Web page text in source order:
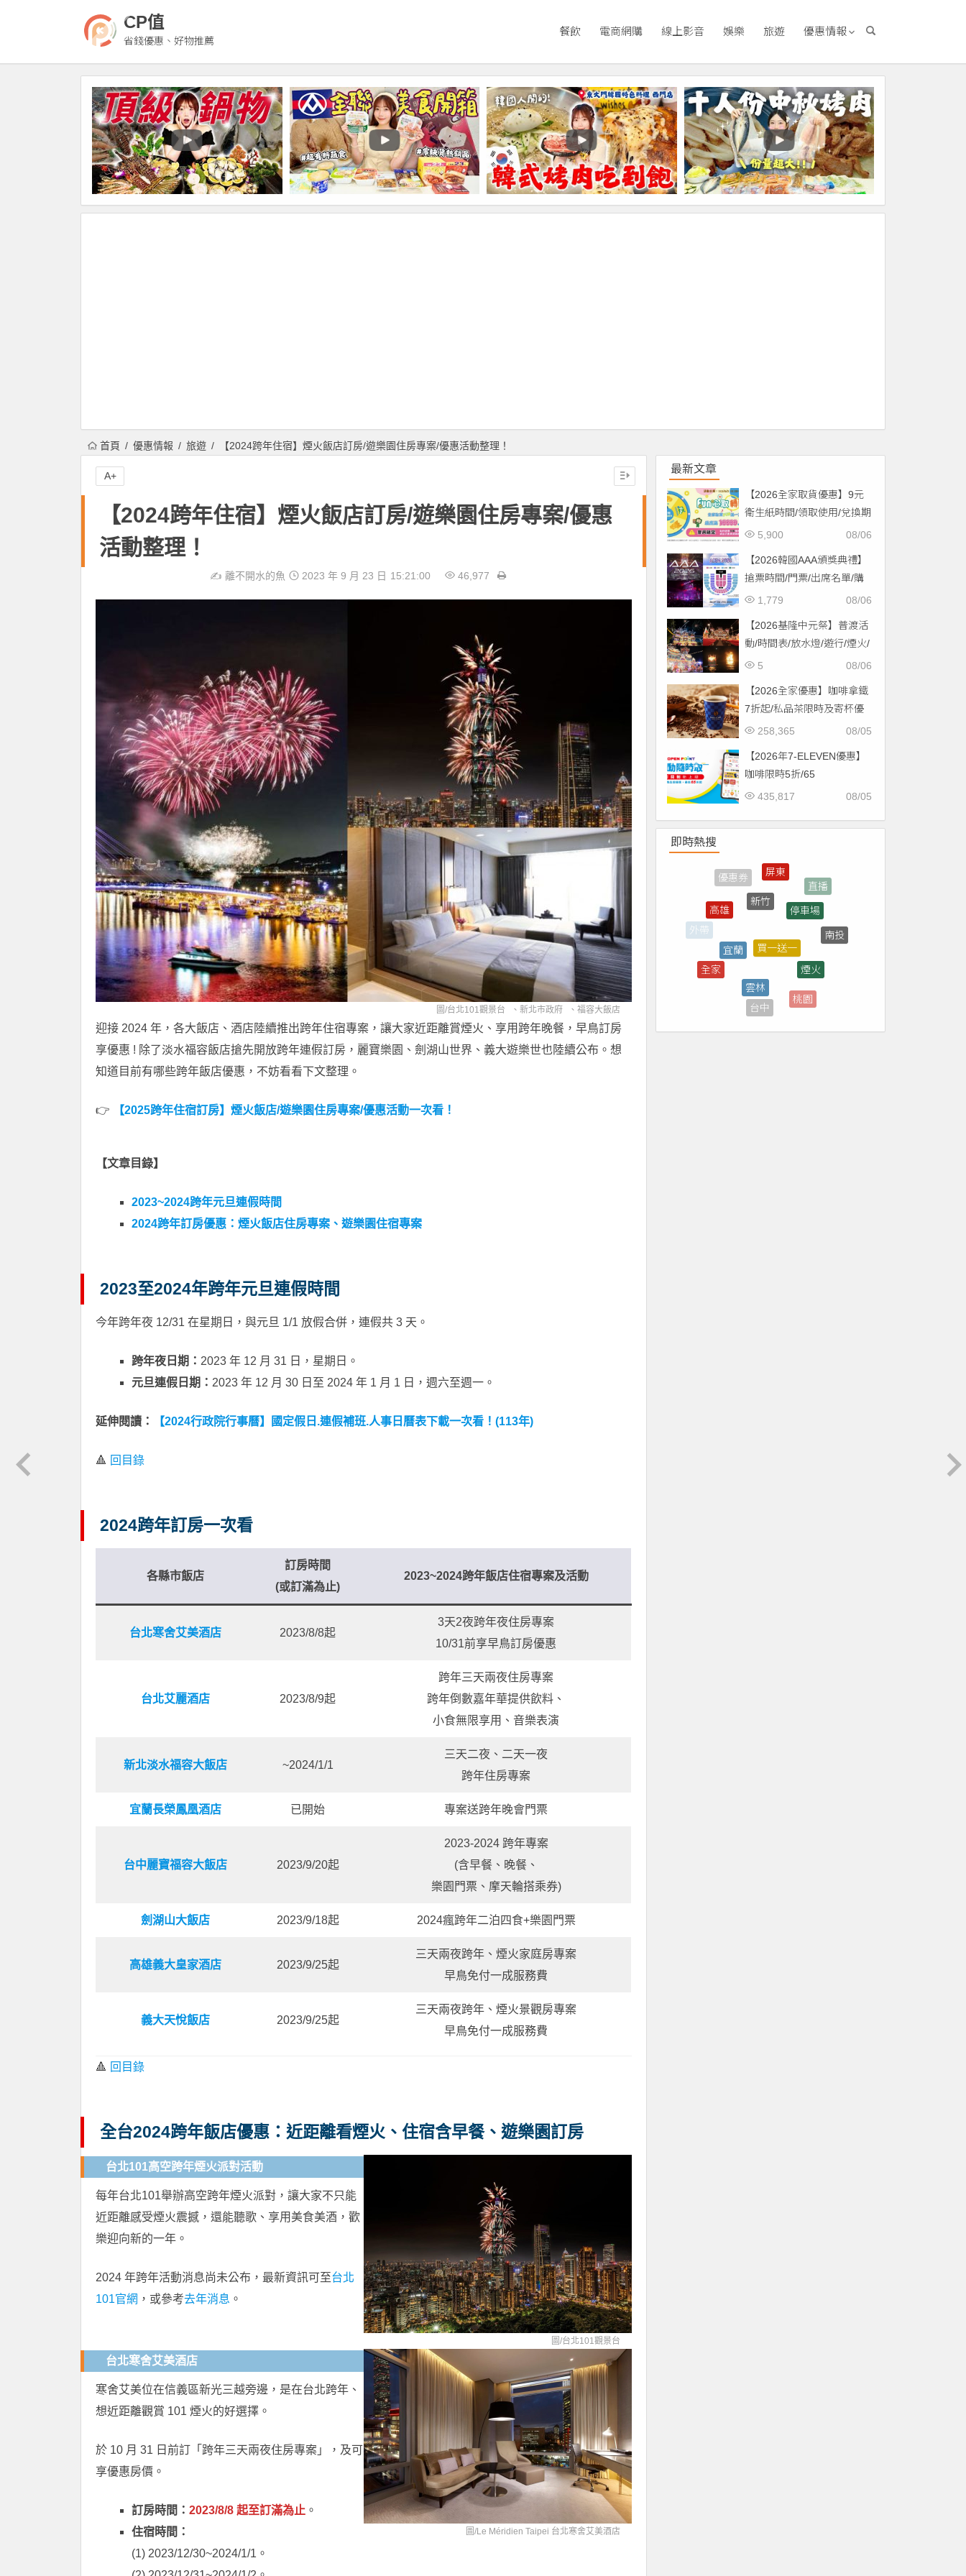
CP值
省錢優惠、好物推薦
餐飲 電商網購 線上影音 娛樂 旅遊 優惠情報
首頁 優惠情報 旅遊 【2024跨年住宿】煙火飯店訂房/遊樂園住房專案/優惠活動整理！
【2024跨年住宿】煙火飯店訂房/遊樂園住房專案/優惠
活動整理！
✍️離不開水的魚 2023 年 9 月 23 日 15:21:00 46,977
圖/台北101觀景台 、新北市政府 、福容大飯店
迎接 2024 年，各大飯店、酒店陸續推出跨年住宿專案，讓大家近距離賞煙火、享用跨年晚餐，早鳥訂房
享優惠 ! 除了淡水福容飯店搶先開放跨年連假訂房，麗寶樂園、劍湖山世界、義大遊樂世也陸續公布。想
知道目前有哪些跨年飯店優惠，不妨看看下文整理。
👉 【2025跨年住宿訂房】煙火飯店/遊樂園住房專案/優惠活動一次看！
【文章目錄】
2023~2024跨年元旦連假時間
2024跨年訂房優惠：煙火飯店住房專案、遊樂園住宿專案
2023至2024年跨年元旦連假時間
今年跨年夜 12/31 在星期日，與元旦 1/1 放假合併，連假共 3 天。
跨年夜日期： 2023 年 12 月 31 日，星期日。
元旦連假日期： 2023 年 12 月 30 日至 2024 年 1 月 1 日，週六至週一。
延伸閱讀： 【2024行政院行事曆】國定假日.連假補班.人事日曆表下載一次看！(113年)
🔺 回目錄
2024跨年訂房一次看
各縣市飯店
訂房時間
(或訂滿為止)
2023~2024跨年飯店住宿專案及活動
台北寒舍艾美酒店 2023/8/8起
3天2夜跨年夜住房專案
10/31前享早鳥訂房優惠
台北艾麗酒店 2023/8/9起
跨年三天兩夜住房專案
跨年倒數嘉年華提供飲料、
小食無限享用、音樂表演
新北淡水福容大飯店 ~2024/1/1
三天二夜、二天一夜
跨年住房專案
宜蘭長榮鳳凰酒店 已開始 專案送跨年晚會門票
台中麗寶福容大飯店 2023/9/20起
2023-2024 跨年專案
(含早餐、晚餐、
樂園門票、摩天輪搭乘券)
劍湖山大飯店 2023/9/18起 2024瘋跨年二泊四食+樂園門票
高雄義大皇家酒店 2023/9/25起
三天兩夜跨年、煙火家庭房專案
早鳥免付一成服務費
義大天悅飯店 2023/9/25起
三天兩夜跨年、煙火景觀房專案
早鳥免付一成服務費
🔺 回目錄
全台2024跨年飯店優惠：近距離看煙火、住宿含早餐、遊樂園訂房
台北101高空跨年煙火派對活動
每年台北101舉辦高空跨年煙火派對，讓大家不只能
近距離感受煙火震撼，還能聽歌、享用美食美酒，歡
樂迎向新的一年。
2024 年跨年活動消息尚未公布，最新資訊可至台北
101官網 ，或參考去年消息 。
圖/台北101觀景台
台北寒舍艾美酒店
寒舍艾美位在信義區新光三越旁邊，是在台北跨年、
想近距離觀賞 101 煙火的好選擇。
於 10 月 31 日前訂「跨年三天兩夜住房專案」，及可
享優惠房價。
訂房時間： 2023/8/8 起至訂滿為止 。
住宿時間：
(1) 2023/12/30~2024/1/1。
圖/Le Méridien Taipei 台北寒舍艾美酒店
A+
最新文章
【2026全家取貨優惠】9元
衛生紙時間/領取使用/兌換期
限一次看！
08/06
5,900
【2026韓國AAA頒獎典禮】
搶票時間/門票/出席名單/購
票一次看！
08/06
1,779
【2026基隆中元祭】普渡活
動/時間表/放水燈/遊行/煙火/
交通一次看！
08/06
5
【2026全家優惠】咖啡拿鐵
7折起/私品茶限時及寄杯優
惠！價格/菜單一起看
08/05
258,365
【2026年7-ELEVEN優惠】
咖啡限時5折/65
折/CITYCAFE菜單一起看！
08/05
435,817
即時熱搜
外帶
新竹
停車場
7-ELEVEN
台東
台北
宜蘭
買一送一
桃園
台中
雲林